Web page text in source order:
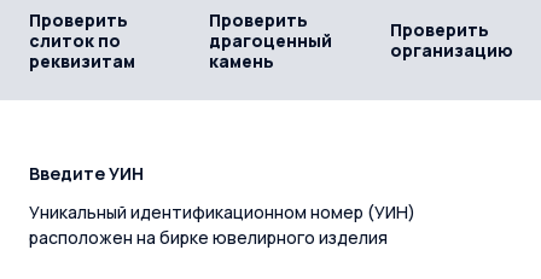
Проверить
слиток по
реквизитам
Проверить
драгоценный
камень
Проверить
организацию
Введите УИН
Уникальный идентификационном номер (УИН)
расположен на бирке ювелирного изделия